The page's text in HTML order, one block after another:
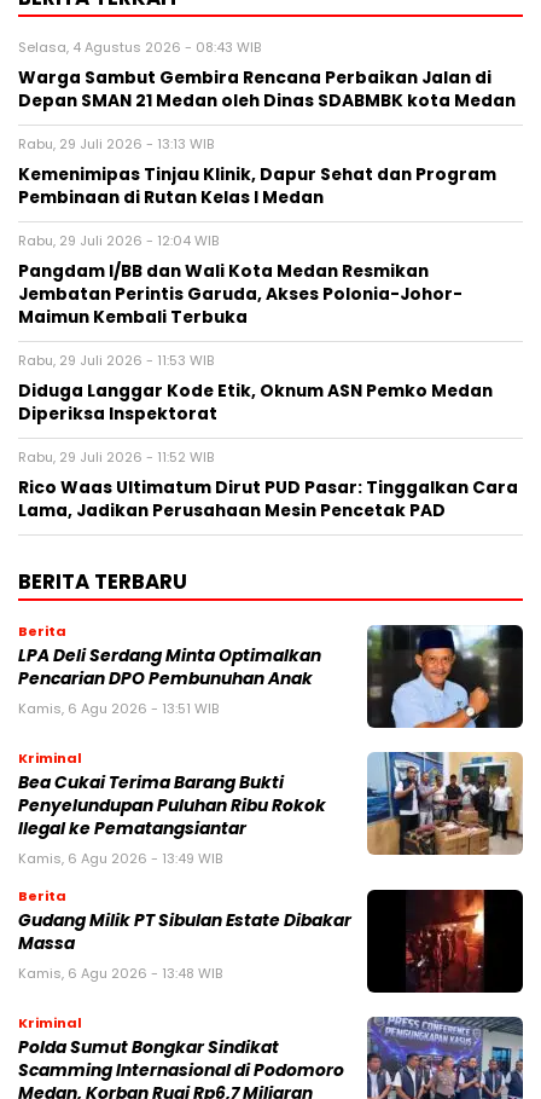
Selasa, 4 Agustus 2026 - 08:43 WIB
Warga Sambut Gembira Rencana Perbaikan Jalan di
Depan SMAN 21 Medan oleh Dinas SDABMBK kota Medan
Rabu, 29 Juli 2026 - 13:13 WIB
Kemenimipas Tinjau Klinik, Dapur Sehat dan Program
Pembinaan di Rutan Kelas I Medan
Rabu, 29 Juli 2026 - 12:04 WIB
Pangdam I/BB dan Wali Kota Medan Resmikan
Jembatan Perintis Garuda, Akses Polonia-Johor-
Maimun Kembali Terbuka
Rabu, 29 Juli 2026 - 11:53 WIB
Diduga Langgar Kode Etik, Oknum ASN Pemko Medan
Diperiksa Inspektorat
Rabu, 29 Juli 2026 - 11:52 WIB
Rico Waas Ultimatum Dirut PUD Pasar: Tinggalkan Cara
Lama, Jadikan Perusahaan Mesin Pencetak PAD
BERITA TERBARU
Berita
LPA Deli Serdang Minta Optimalkan
Pencarian DPO Pembunuhan Anak
Kamis, 6 Agu 2026 - 13:51 WIB
Kriminal
Bea Cukai Terima Barang Bukti
Penyelundupan Puluhan Ribu Rokok
Ilegal ke Pematangsiantar
Kamis, 6 Agu 2026 - 13:49 WIB
Berita
Gudang Milik PT Sibulan Estate Dibakar
Massa
Kamis, 6 Agu 2026 - 13:48 WIB
Kriminal
Polda Sumut Bongkar Sindikat
Scamming Internasional di Podomoro
Medan, Korban Rugi Rp6,7 Miliaran